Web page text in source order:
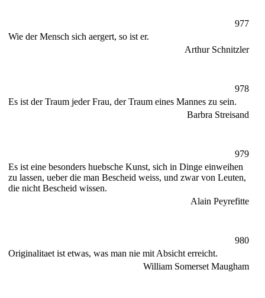
977
Wie der Mensch sich aergert, so ist er.
Arthur Schnitzler
978
Es ist der Traum jeder Frau, der Traum eines Mannes zu sein.
Barbra Streisand
979
Es ist eine besonders huebsche Kunst, sich in Dinge einweihen
zu lassen, ueber die man Bescheid weiss, und zwar von Leuten,
die nicht Bescheid wissen.
Alain Peyrefitte
980
Originalitaet ist etwas, was man nie mit Absicht erreicht.
William Somerset Maugham